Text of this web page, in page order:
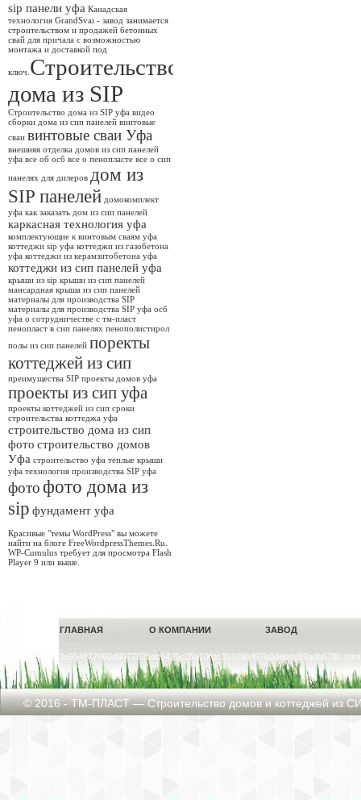
sip панели уфа Канадская
технология GrandSvai - завод занимается
строительством и продажей бетонных
свай для причала с возможностью
монтажа и доставкой под
ключ. Строительство
дома из SIP
Строительство дома из SIP уфа видео
сборки дома из сип панелей винтовые
сваи винтовые сваи Уфа
внешняя отделка домов из сип панелей
уфа все об осб все о пенопласте все о сип
панелях для дилеров дом из
SIP панелей домокомплект
уфа как заказать дом из сип панелей
каркасная технология уфа
комплектующие к винтовым сваям уфа
коттеджи sip уфа коттеджи из газобетона
уфа коттеджи из керамзитобетона уфа
коттеджи из сип панелей уфа
крыши из sip крыши из сип панелей
мансардная крыша из сип панелей
материалы для производства SIP
материалы для производства SIP уфа осб
уфа о сотрудничестве с тм-пласт
пенопласт в сип панелях пенополистирол
полы из сип панелей поректы
коттеджей из сип
преимущества SIP проекты домов уфа
проекты из сип уфа
проекты коттеджей из сип сроки
строительства коттеджа уфа
строительство дома из сип
фото строительство домов
Уфа строительство уфа теплые крыши
уфа технология производства SIP уфа
фотофото дома из
sip фундамент уфа
Красивые "темы WordPress" вы можете
найти на блоге FreeWordpressThemes.Ru.
WP-Cumulus требует для просмотра Flash
Player 9 или выше.
ГЛАВНАЯ О КОМПАНИИ ЗАВОД
___
© 2016 - ТМ-ПЛАСТ — Строительство домов и коттеджей из